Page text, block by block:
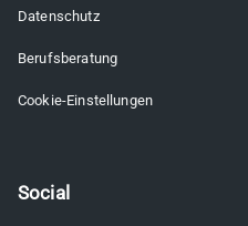
Datenschutz
Berufsberatung
Cookie-Einstellungen
Social